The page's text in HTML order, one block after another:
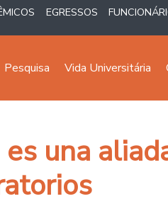
EGRESSOS
Pesquisa Vida Universitária
una